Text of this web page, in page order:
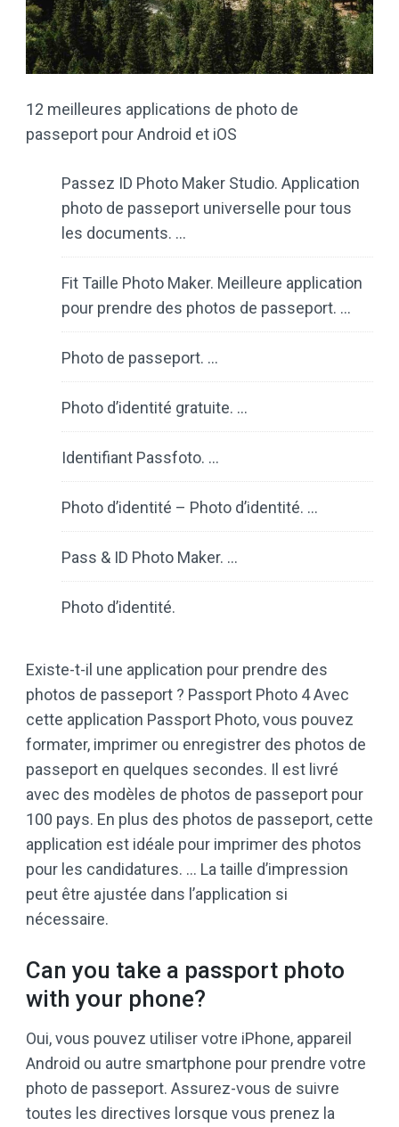
12 meilleures applications de photo de
passeport pour Android et iOS
Passez ID Photo Maker Studio. Application
photo de passeport universelle pour tous
les documents. …
Fit Taille Photo Maker. Meilleure application
pour prendre des photos de passeport. …
Photo de passeport. …
Photo d’identité gratuite. …
Identifiant Passfoto. …
Photo d’identité – Photo d’identité. …
Pass & ID Photo Maker. …
Photo d’identité.
Existe-t-il une application pour prendre des
photos de passeport ? Passport Photo 4 Avec
cette application Passport Photo, vous pouvez
formater, imprimer ou enregistrer des photos de
passeport en quelques secondes. Il est livré
avec des modèles de photos de passeport pour
100 pays. En plus des photos de passeport, cette
application est idéale pour imprimer des photos
pour les candidatures. … La taille d’impression
peut être ajustée dans l’application si
nécessaire.
Can you take a passport photo
with your phone?
Oui, vous pouvez utiliser votre iPhone, appareil
Android ou autre smartphone pour prendre votre
photo de passeport. Assurez-vous de suivre
toutes les directives lorsque vous prenez la